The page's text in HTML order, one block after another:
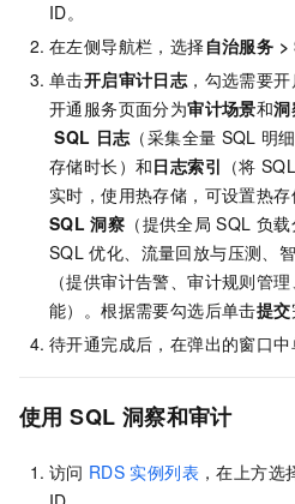
ID。
在左侧导航栏，选择自治服务 >
单击开启审计日志 ，勾选需要
开通服务页面分为审计场景和洞
SQL 日志 （采集全量 SQL 明
存储时长）和日志索引 （将 SQL
实时，使用热存储，可设置热
SQL 洞察 （提供全局 SQL 负载
SQL 优化、流量回放与压测、
（提供审计告警、审计规则管
能）。根据需要勾选后单击提交
待开通完成后，在弹出的窗口
使用 SQL 洞察和审计
访问 RDS 实例列表 ，在上方